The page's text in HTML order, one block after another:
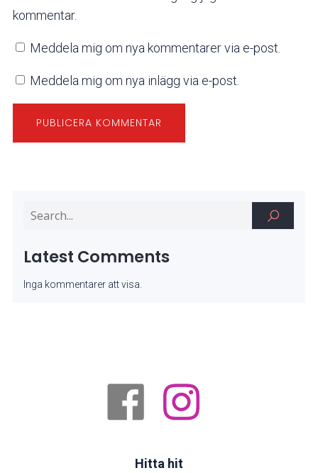
kommentar.
Meddela mig om nya kommentarer via e-post.
Meddela mig om nya inlägg via e-post.
Latest Comments
Inga kommentarer att visa.
Hitta hit